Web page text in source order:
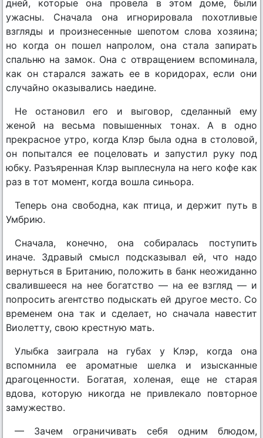
дней, которые она провела в этом доме, были
ужасны. Сначала она игнорировала похотливые
взгляды и произнесенные шепотом слова хозяина;
но когда он пошел напролом, она стала запирать
спальню на замок. Она с отвращением вспоминала,
как он старался зажать ее в коридорах, если они
случайно оказывались наедине.
Не остановил его и выговор, сделанный ему
женой на весьма повышенных тонах. А в одно
прекрасное утро, когда Клэр была одна в столовой,
он попытался ее поцеловать и запустил руку под
юбку. Разъяренная Клэр выплеснула на него кофе как
раз в тот момент, когда вошла синьора.
Теперь она свободна, как птица, и держит путь в
Умбрию.
Сначала, конечно, она собиралась поступить
иначе. Здравый смысл подсказывал ей, что надо
вернуться в Британию, положить в банк неожиданно
свалившееся на нее богатство — на ее взгляд — и
попросить агентство подыскать ей другое место. Со
временем она так и сделает, но сначала навестит
Виолетту, свою крестную мать.
Улыбка заиграла на губах у Клэр, когда она
вспомнила ее ароматные шелка и изысканные
драгоценности. Богатая, холеная, еще не старая
вдова, которую никогда не привлекало повторное
замужество.
— Зачем ограничивать себя одним блюдом,